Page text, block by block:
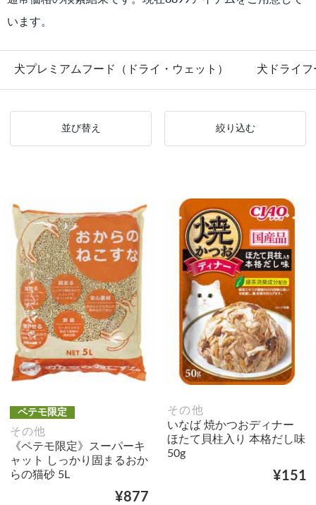
います。
犬プレミアムフード（ドライ・ウェット） 犬ドライフ
並び替え 絞り込む
ペテモ限定
その他
《ペテモ限定》スーパーキ
ャット しっかり固まるおか
らの猫砂 5L
¥877
その他
いなば 焼かつおディナー
ほたて貝柱入り 本格だし味
50g
¥151